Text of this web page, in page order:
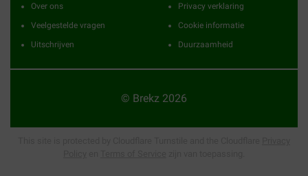
Over ons
Veelgestelde vragen
Uitschrijven
Privacy verklaring
Cookie informatie
Duurzaamheid
© Brekz 2026